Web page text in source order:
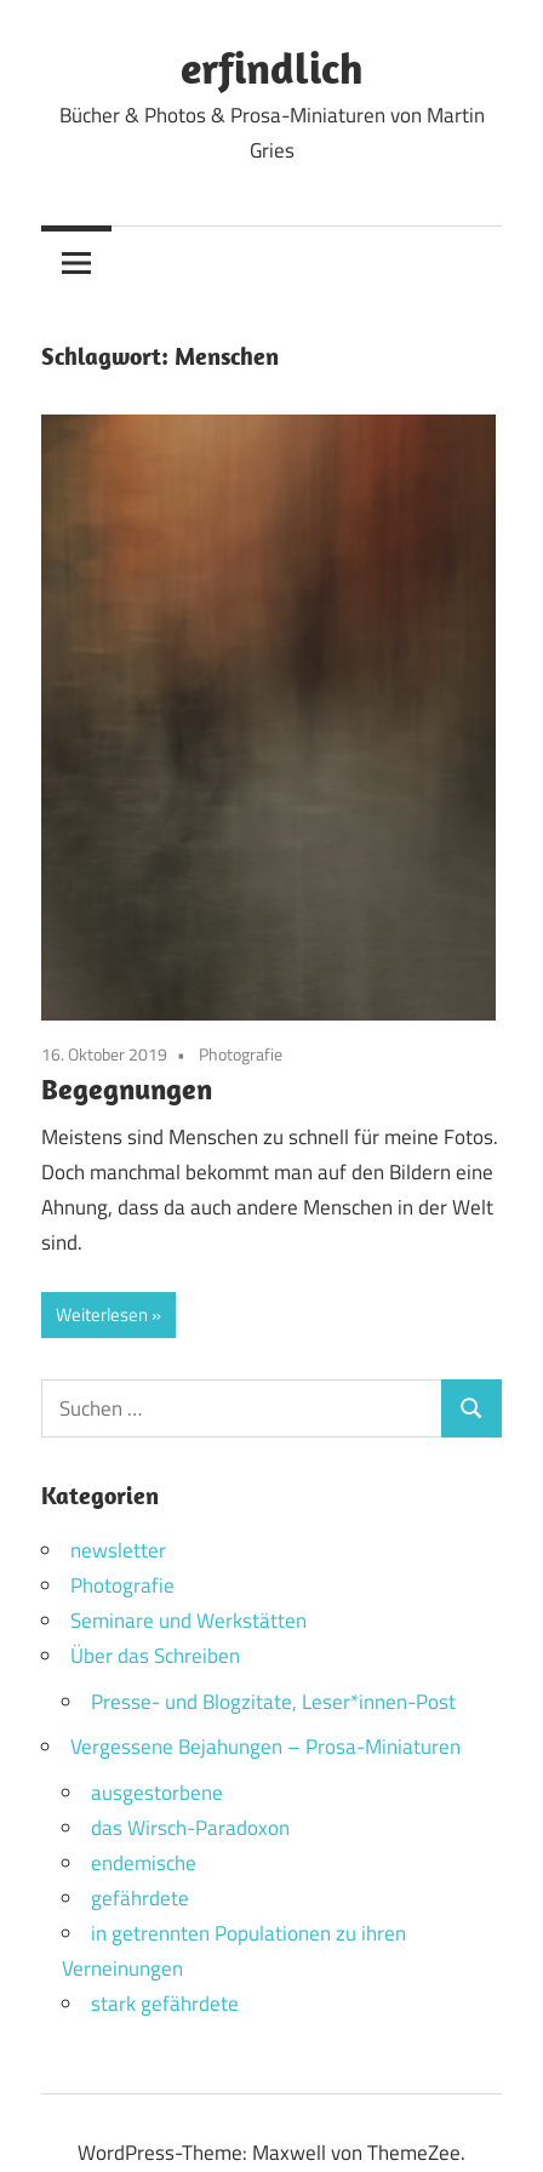
erfindlich
Bücher & Photos & Prosa-Miniaturen von Martin
Gries
Schlagwort: Menschen
16. Oktober 2019 Photografie
Begegnungen
Meistens sind Menschen zu schnell für meine Fotos.
Doch manchmal bekommt man auf den Bildern eine
Ahnung, dass da auch andere Menschen in der Welt
sind.
Weiterlesen
Suchen
nach:
Suchen
Kategorien
newsletter
Photografie
Seminare und Werkstätten
Über das Schreiben
Presse- und Blogzitate, Leser*innen-Post
Vergessene Bejahungen – Prosa-Miniaturen
ausgestorbene
das Wirsch-Paradoxon
endemische
gefährdete
in getrennten Populationen zu ihren
Verneinungen
stark gefährdete
WordPress-Theme: Maxwell von ThemeZee.